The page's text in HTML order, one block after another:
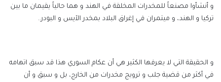
و أنشأوا مصنعاً للمخدرات المخلقة في الهند و هما حالياً يقيمان ما بين
تركيا و الهند، و ميتمران في إغراق البلاد بمخدر الآيس و البودر..
و الحقيقة التي لا يعرفها الكثير هي أن عكام السوري هذا قد سبق اتهامه
في أكثر من قضية جلب و ترويج مخدرات من الخارج، بل و سبق و أن